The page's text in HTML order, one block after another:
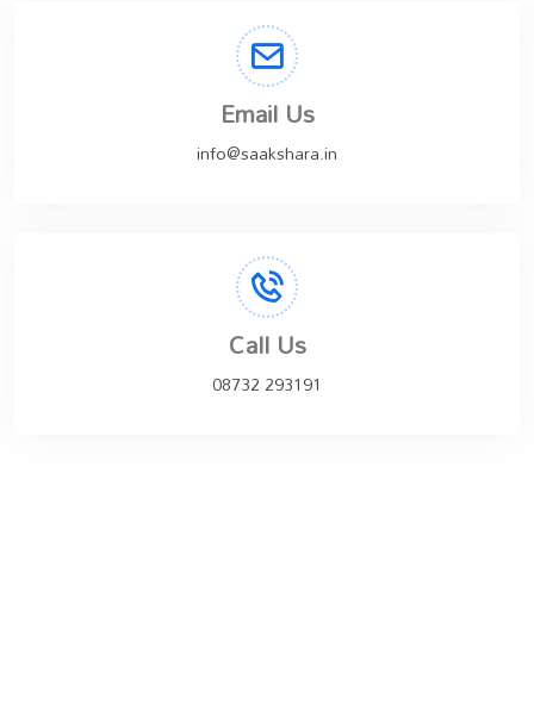
Email Us
info@saakshara.in
Call Us
08732 293191